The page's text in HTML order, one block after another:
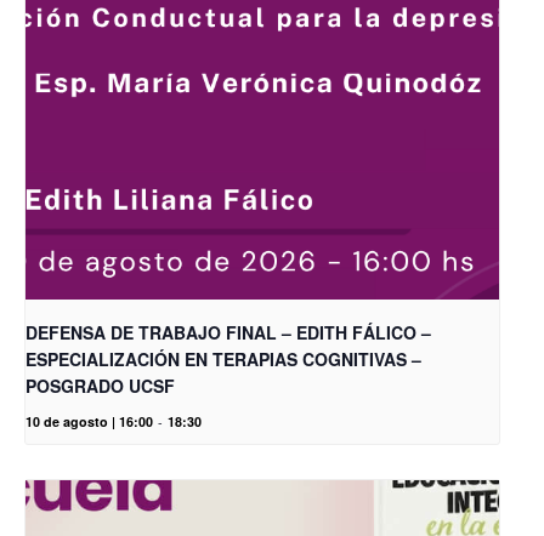
DEFENSA DE TRABAJO FINAL – EDITH FÁLICO –
ESPECIALIZACIÓN EN TERAPIAS COGNITIVAS –
POSGRADO UCSF
10 de agosto | 16:00 - 18:30